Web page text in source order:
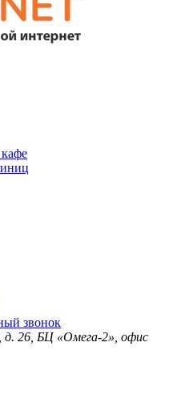
звонок
д. 26, БЦ «Омега-2», офис